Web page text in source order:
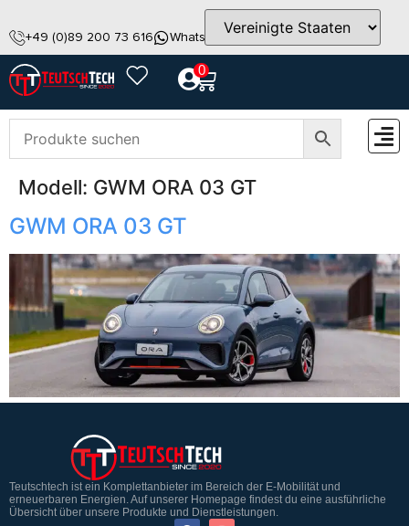
+49 (0)89 200 73 616 WhatsApp info@teutschtech.com
0
Modell: GWM ORA 03 GT
GWM ORA 03 GT
Teutschtech ist ein Komplettanbieter im Bereich der E-Mobilität und
erneuerbaren Energien. Auf unserer Homepage findest du eine ausführliche
Übersicht über unsere Produkte und Dienstleistungen.